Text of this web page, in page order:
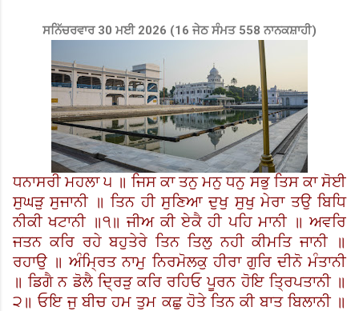
ਸਨਿੱਚਰਵਾਰ 30 ਮਈ 2026 (16 ਜੇਠ ਸੰਮਤ 558 ਨਾਨਕਸ਼ਾਹੀ)
ਧਨਾਸਰੀ ਮਹਲਾ ੫ ॥ ਜਿਸ ਕਾ ਤਨੁ ਮਨੁ ਧਨੁ ਸਭੁ ਤਿਸ ਕਾ ਸੋਈ
ਸੁਘੜੁ ਸੁਜਾਨੀ ॥ ਤਿਨ ਹੀ ਸੁਣਿਆ ਦੁਖੁ ਸੁਖੁ ਮੇਰਾ ਤਉ ਬਿਧਿ
ਨੀਕੀ ਖਟਾਨੀ ॥੧॥ ਜੀਅ ਕੀ ਏਕੈ ਹੀ ਪਹਿ ਮਾਨੀ ॥ ਅਵਰਿ
ਜਤਨ ਕਰਿ ਰਹੇ ਬਹੁਤੇਰੇ ਤਿਨ ਤਿਲੁ ਨਹੀ ਕੀਮਤਿ ਜਾਨੀ ॥
ਰਹਾਉ ॥ ਅੰਮ੍ਰਿਤ ਨਾਮੁ ਨਿਰਮੋਲਕੁ ਹੀਰਾ ਗੁਰਿ ਦੀਨੋ ਮੰਤਾਨੀ
॥ ਡਿਗੈ ਨ ਡੋਲੈ ਦ੍ਰਿੜੁ ਕਰਿ ਰਹਿਓ ਪੂਰਨ ਹੋਇ ਤ੍ਰਿਪਤਾਨੀ ॥
੨॥ ਓਇ ਜੁ ਬੀਚ ਹਮ ਤੁਮ ਕਛੁ ਹੋਤੇ ਤਿਨ ਕੀ ਬਾਤ ਬਿਲਾਨੀ ॥